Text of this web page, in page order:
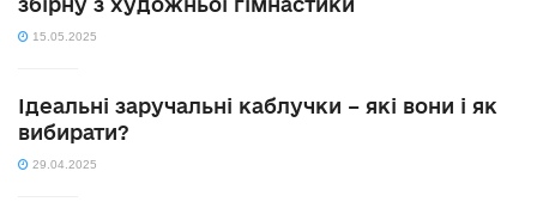
15.05.2025
Ідеальні заручальні каблучки – які вони і як
вибирати?
29.04.2025